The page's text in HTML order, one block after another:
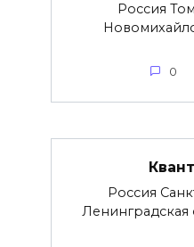
Россия
0
Россия
Ленинградская